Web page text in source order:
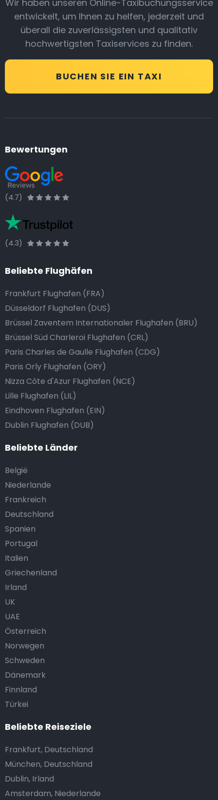
Wir haben unseren Online-Taxibuchungsservice
entwickelt, um Ihnen zu helfen, jederzeit und
überall die zuverlässigsten und qualitativ
hochwertigsten Taxiservices zu finden.
BUCHEN SIE EIN TAXI
Bewertungen
(4.7)
(4.3)
Beliebte Flughäfen
Frankfurt Flughafen (FRA)
Düsseldorf Flughafen (DUS)
Brüssel Zaventem Internationaler Flughafen (BRU)
Brüssel Süd Charleroi Flughafen (CRL)
Paris Charles de Gaulle Flughafen (CDG)
Paris Orly Flughafen (ORY)
Nizza Côte d'Azur Flughafen (NCE)
Lille Flughafen (LIL)
Eindhoven Flughafen (EIN)
Dublin Flughafen (DUB)
Beliebte Länder
België
Niederlande
Frankreich
Deutschland
Spanien
Portugal
Italien
Griechenland
Irland
UK
UAE
Österreich
Norwegen
Schweden
Dänemark
Finnland
Türkei
Beliebte Reiseziele
Frankfurt, Deutschland
München, Deutschland
Dublin, Irland
Amsterdam, Niederlande